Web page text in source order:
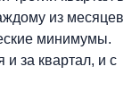
из месяцев
минимумы.
за квартал, и с